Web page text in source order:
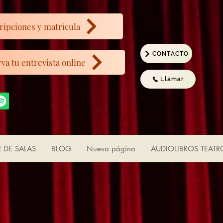
tu entrevista online
Llamar
CONTACTO
y matrícula
DE SALAS BLOG Nueva página AUDIOLIBROS